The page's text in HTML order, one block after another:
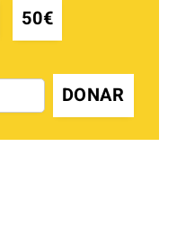
50€
DONAR